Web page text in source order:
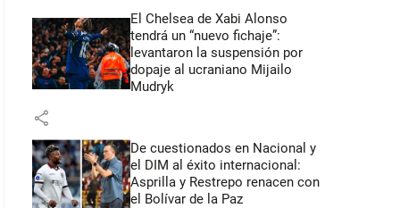
El Chelsea de Xabi Alonso
tendrá un “nuevo fichaje”:
levantaron la suspensión por
dopaje al ucraniano Mijailo
Mudryk
share
De cuestionados en Nacional y
el DIM al éxito internacional:
Asprilla y Restrepo renacen con
el Bolívar de la Paz